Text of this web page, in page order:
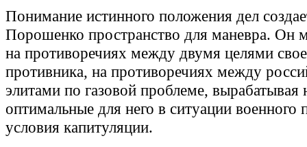
Понимание истинного положения дел
Порошенко пространство для маневра. Он
на противоречиях между двумя целями
противника, на противоречиях между
элитами по газовой проблеме, вырабатывая
оптимальные для него в ситуации военного
условия капитуляции.